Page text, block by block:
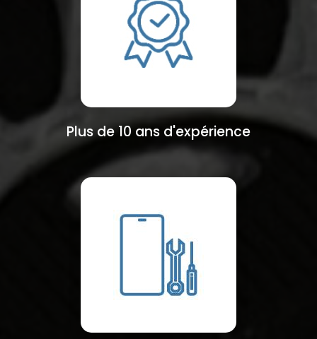
Plus de 10 ans d'expérience